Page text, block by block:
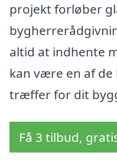
projekt forløber
altid at indhente
kan være en af
træffer for dit
Få 3 tilbud,